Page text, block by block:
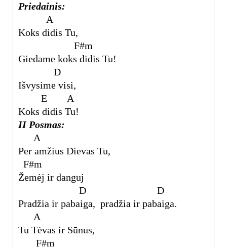
Priedainis:
A
Koks didis Tu,
F#m
Giedame koks didis Tu!
D
Išvysime visi,
E A
Koks didis Tu!
II Posmas:
A
Per amžius Dievas Tu,
F#m
Žemėj ir danguj
D D
Pradžia ir pabaiga, pradžia ir pabaiga.
A
Tu Tėvas ir Sūnus,
F#m